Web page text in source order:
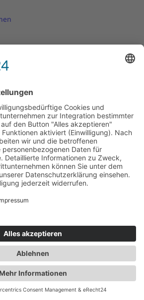
Neuigkeiten,
10 EUR Gutscheinsichern!
möglich.
nur an Unternehmer,
Freiberufler und
Kein Verkauf an
i.S.d. § 13 BGB.